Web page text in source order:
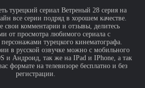
турецкий сериал Ветреный 28 серия на
все серии подряд в хорошем качестве.
свои комментарии и отзывы, делитесь
от просмотра любимого сериала с
турецкого кинематографа.
в русской озвучке можно с мобильного
и Андроид, так же на IPad и IPhone, а так
формате на телевизоре бесплатно и без
регистрации.